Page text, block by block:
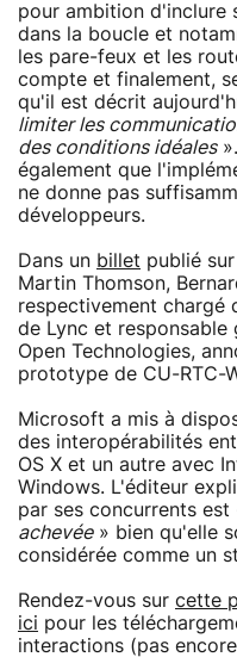
pour ambition d'inclure
dans la boucle et
les pare-feux et les
compte et finalement,
qu'il est décrit
limiter les
des conditions idéales
également que
ne donne pas
développeurs.
Dans un billet publié
Martin Thomson,
respectivement chargé
de Lync et
Open Technologies,
prototype de CU-RTC-
Microsoft a mis à
des interopérabilités
OS X et un autre avec
Windows. L'éditeur
par ses concurrents est
achevée» bien qu'elle
considérée comme un
Rendez-vous sur cette
ici pour les
interactions (pas